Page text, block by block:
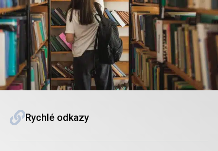
Rychlé odkazy